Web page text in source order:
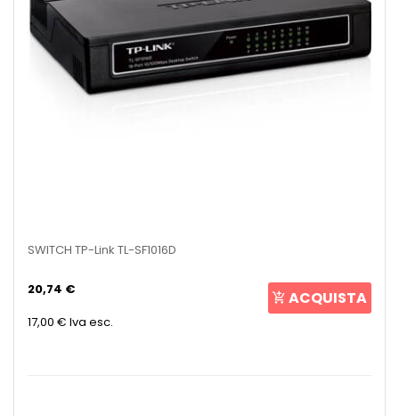
SWITCH TP-Link TL-SF1016D
20,74 €
17,00 € Iva esc.
ACQUISTA